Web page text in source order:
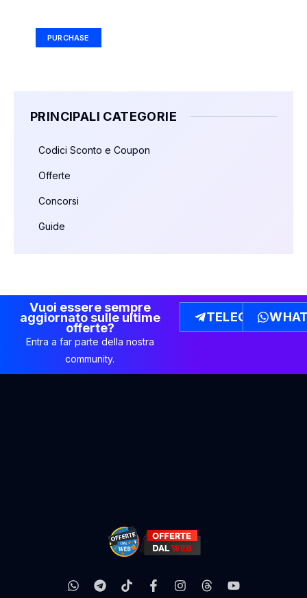
PURCHASE
PRINCIPALI CATEGORIE
Codici Sconto e Coupon
Offerte
Concorsi
Guide
Vuoi essere sempre
aggiornato sulle ultime
offerte?
Entra a far parte della nostra
community.
TELEGRAM